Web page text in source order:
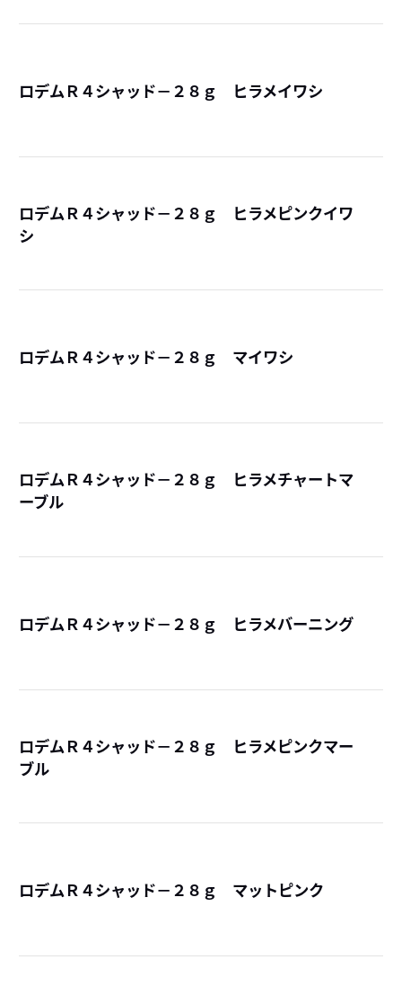
ロデムＲ４シャッド－２８ｇ ヒラメイワシ
ロデムＲ４シャッド－２８ｇ ヒラメピンクイワ
シ
ロデムＲ４シャッド－２８ｇ マイワシ
ロデムＲ４シャッド－２８ｇ ヒラメチャートマ
ーブル
ロデムＲ４シャッド－２８ｇ ヒラメバーニング
ロデムＲ４シャッド－２８ｇ ヒラメピンクマー
ブル
ロデムＲ４シャッド－２８ｇ マットピンク